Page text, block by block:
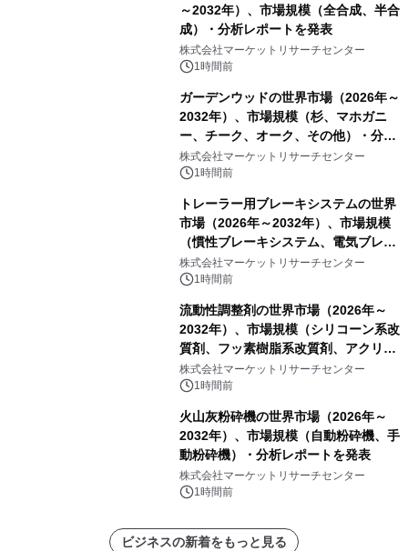
～2032年）、市場規模（全合成、半合
成）・分析レポートを発表
株式会社マーケットリサーチセンター
1時間前
ガーデンウッドの世界市場（2026年～
2032年）、市場規模（杉、マホガニ
ー、チーク、オーク、その他）・分析
レポートを発表
株式会社マーケットリサーチセンター
1時間前
トレーラー用ブレーキシステムの世界
市場（2026年～2032年）、市場規模
（慣性ブレーキシステム、電気ブレー
キシステム、その他）・分析レポート
を発表
株式会社マーケットリサーチセンター
1時間前
流動性調整剤の世界市場（2026年～
2032年）、市場規模（シリコーン系改
質剤、フッ素樹脂系改質剤、アクリル
系改質剤、ポリウレタン系改質剤、ワ
ックス系改質剤）・分析レポートを発
株式会社マーケットリサーチセンター
1時間前
火山灰粉砕機の世界市場（2026年～
2032年）、市場規模（自動粉砕機、手
動粉砕機）・分析レポートを発表
株式会社マーケットリサーチセンター
1時間前
ビジネスの新着をもっと見る